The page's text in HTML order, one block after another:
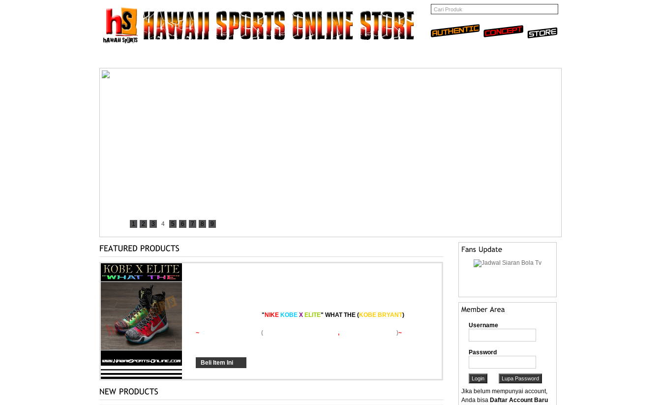
HUBUNGI KAMI
1 2 3 4 5 6 7 8 9
" NIKE KOBE X ELITE" WHAT THE (KOBE BRYANT)
~ ( , )~
Beli Item Ini
Username
Password
Jika belum mempunyai account,
Anda bisa Daftar Account Baru